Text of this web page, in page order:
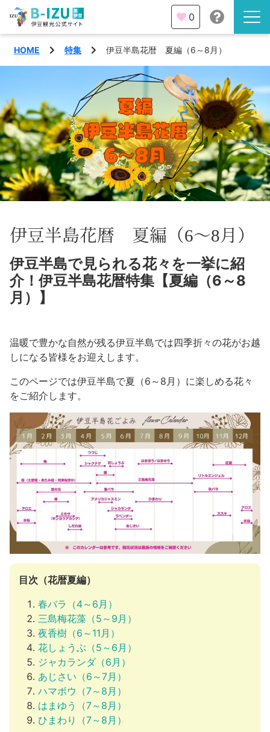
伊豆半島を知る
みる
あそぶ
あじわう
観光・体験
イベント
エリア
沼津市
三島市
南伊豆町
函南町
西伊豆町
伊東市
伊豆の国市
松崎町
東伊豆町
伊豆市
旅の計画
モデルコース
旅程作成
AIルートプランナー
合同会社説明会
伊豆ワーケーション
0
HOME 特集 伊豆半島花暦 夏編（6～8月）
伊豆半島花暦 夏編（6～8月）
伊豆半島で見られる花々を一挙に紹
介！伊豆半島花暦特集【夏編（6～8
月）】
温暖で豊かな自然が残る伊豆半島では四季折々の花がお越
しになる皆様をお迎えします。
このページでは伊豆半島で夏（6～8月）に楽しめる花々
をご紹介します。
目次（花暦夏編）
春バラ（4～6月）
三島梅花藻（5～9月）
夜香樹（6～11月）
花しょうぶ（5～6月）
ジャカランダ（6月）
あじさい（6～7月）
ハマボウ（7～8月）
はまゆう（7～8月）
ひまわり（7～8月）